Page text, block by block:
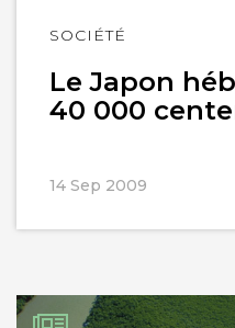
SOCIÉTÉ
Le Japon
40 000
14 Sep 2009
Lire